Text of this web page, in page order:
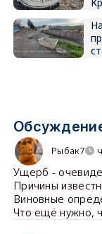
Рыбак7
Ущерб -
Причины
Виновные
Что ещё нужно,